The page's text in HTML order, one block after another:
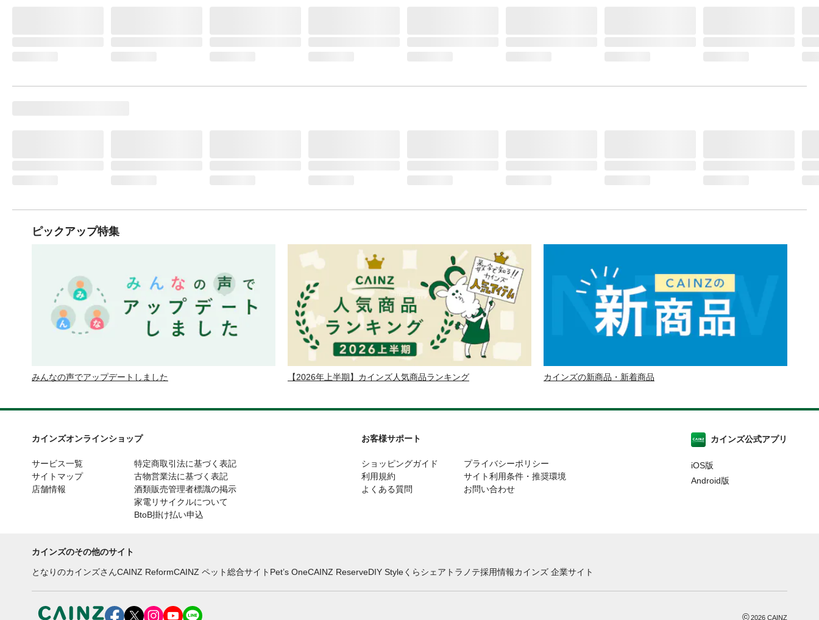
ピックアップ特集
みんなの声でアップデートしました 【2026年上半期】カインズ人気商品ランキング カインズの新商品・新着商品
カインズオンラインショップ
サービス一覧
サイトマップ
店舗情報
特定商取引法に基づく表記
古物営業法に基づく表記
酒類販売管理者標識の掲示
家電リサイクルについて
BtoB掛け払い申込
お客様サポート
ショッピングガイド
利用規約
よくある質問
プライバシーポリシー
サイト利用条件・推奨環境
お問い合わせ
カインズ公式アプリ
iOS版
Android版
カインズのその他のサイト
となりのカインズさんCAINZ ReformCAINZ ペット総合サイト Pet’s OneCAINZ ReserveDIY Styleくらシェア トラノテ採用情報カインズ 企業サイト
©2026 CAINZ